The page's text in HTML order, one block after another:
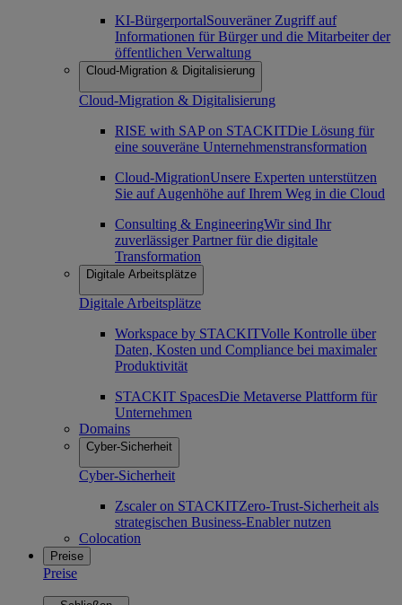
KI-BürgerportalSouveräner Zugriff auf
Informationen für Bürger und die Mitarbeiter der
öffentlichen Verwaltung
Cloud-Migration & Digitalisierung
Cloud-Migration & Digitalisierung
RISE with SAP on STACKITDie Lösung für
eine souveräne Unternehmenstransformation
Cloud-MigrationUnsere Experten unterstützen
Sie auf Augenhöhe auf Ihrem Weg in die Cloud
Consulting & EngineeringWir sind Ihr
zuverlässiger Partner für die digitale
Transformation
Digitale Arbeitsplätze
Digitale Arbeitsplätze
Workspace by STACKITVolle Kontrolle über
Daten, Kosten und Compliance bei maximaler
Produktivität
STACKIT SpacesDie Metaverse Plattform für
Unternehmen
Domains
Cyber-Sicherheit
Cyber-Sicherheit
Zscaler on STACKITZero-Trust-Sicherheit als
strategischen Business-Enabler nutzen
Colocation
Preise
Preise